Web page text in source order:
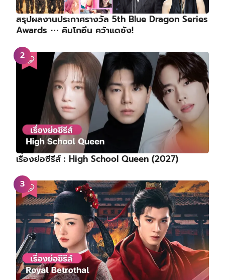
สรุปผลงานประกาศรางวัล 5th Blue Dragon Series
Awards ⋯ คิมโกอึน คว้าแดซัง!
เรื่องย่อซีรีส์ : High School Queen (2027)